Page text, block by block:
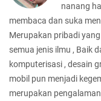
nanang
membaca dan suka
Merupakan pribadi
semua jenis ilmu , Baik
komputerisasi , desain
mobil pun menjadi
merupakan